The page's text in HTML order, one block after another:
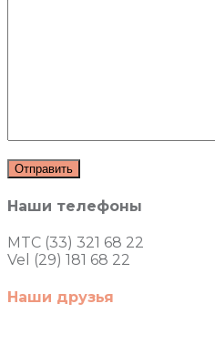
Наши телефоны
MTC (33) 321 68 22
Vel (29) 181 68 22
Наши друзья